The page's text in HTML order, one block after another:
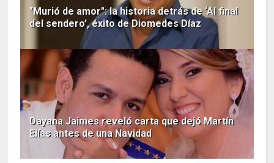
"Murió de amor": la historia detrás de ‘Al final
del sendero’, éxito de Diomedes Díaz
Dayana Jaimes reveló carta que dejó Martín
Elías antes de una Navidad